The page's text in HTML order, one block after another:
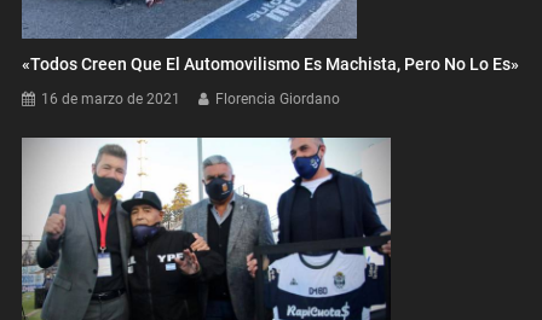
«Todos Creen Que El Automovilismo Es Machista, Pero No Lo Es»
16 de marzo de 2021 Florencia Giordano